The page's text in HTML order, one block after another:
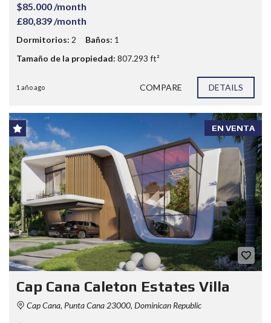
$85.000 /month
£80,839 /month
Dormitorios: 2 Baños: 1
Tamaño de la propiedad: 807.293 ft²
1 año ago COMPARE DETAILS
EN VENTA
Cap Cana Caleton Estates Villa
Cap Cana, Punta Cana 23000, Dominican Republic